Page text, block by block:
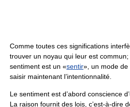
Comme toutes ces significations
trouver un noyau qui leur est
sentiment est un «sentir», un mode
saisir maintenant l’intentionnalité.
Le sentiment est d’abord conscience
La raison fournit des lois, c’est-à-dire